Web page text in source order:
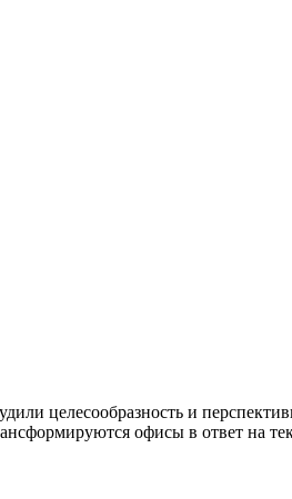
целесообразность и
офисы в ответ на